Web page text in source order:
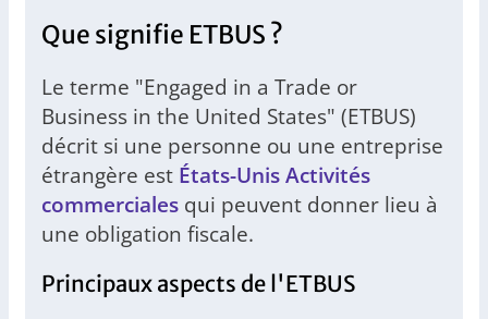
Que signifie ETBUS ?
Le terme "Engaged in a Trade or
Business in the United States" (ETBUS)
décrit si une personne ou une entreprise
étrangère est États-Unis Activités
commerciales qui peuvent donner lieu à
une obligation fiscale.
Principaux aspects de l'ETBUS